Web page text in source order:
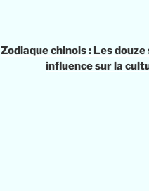
Zodiaque chinois : Les
influence sur la